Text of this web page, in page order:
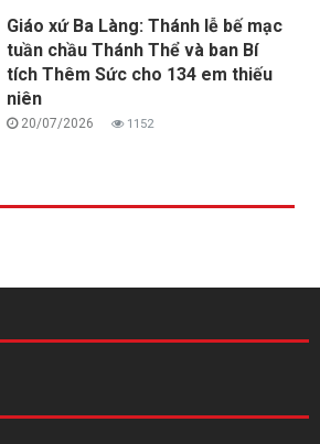
Giáo xứ Ba Làng: Thánh lễ bế mạc
tuần chầu Thánh Thể và ban Bí
tích Thêm Sức cho 134 em thiếu
niên
20/07/2026 1152